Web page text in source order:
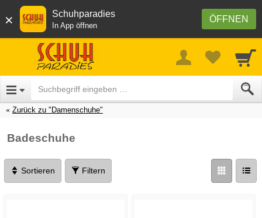
× ÖFFNEN
Schuhparadies
In App öffnen
Zurück zu "Damenschuhe"
Badeschuhe
Sortieren Filtern